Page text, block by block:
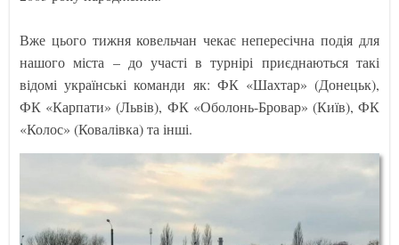
Вже цього тижня ковельчан чекає непересічна подія для
нашого міста – до участі в турнірі приєднаються такі
відомі українські команди як: ФК «Шахтар» (Донецьк),
ФК «Карпати» (Львів), ФК «Оболонь-Бровар» (Київ), ФК
«Колос» (Ковалівка) та інші.